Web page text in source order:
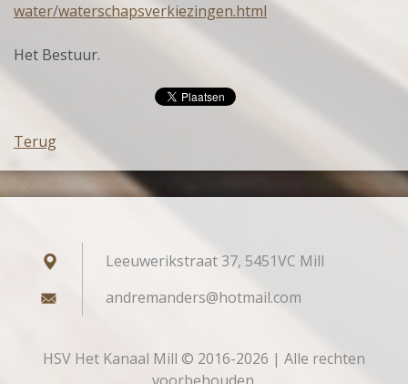
water/waterschapsverkiezingen.html
Het Bestuur.
Terug
Leeuwerikstraat 37, 5451VC Mill
andremanders@hotmail.com
HSV Het Kanaal Mill © 2016-2026 | Alle rechten